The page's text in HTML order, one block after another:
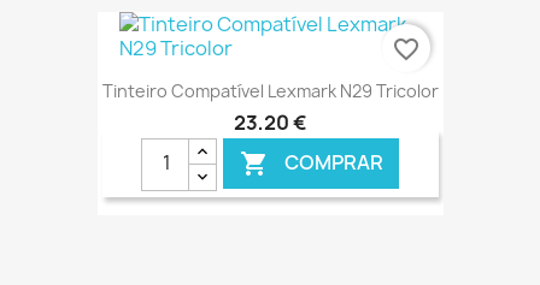
€ ONLINE
Tinteiro Compatível Lexmark N29 Tricolor
23,20 €
 COMPRAR
favorite_border